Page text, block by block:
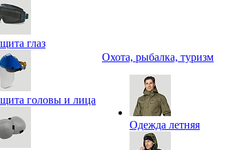
глаз
головы и лица
Охота, рыбалка, туризм
Одежда летняя